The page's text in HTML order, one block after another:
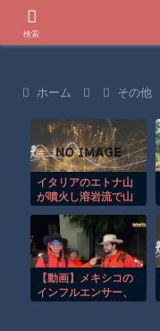
ホーム その他
イタリアのエトナ山
が噴火し溶岩流で山
る！！
【動画】メキシコの
インフルエンサー、
検索